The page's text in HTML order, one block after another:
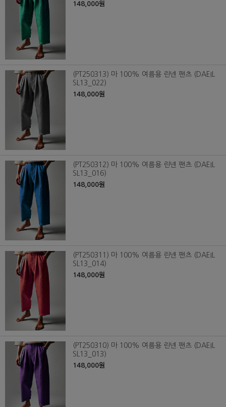
148,000원
(PT250313) 마 100% 여름용 린넨 팬츠 (DAEIL
SL13_022)
148,000원
(PT250312) 마 100% 여름용 린넨 팬츠 (DAEIL
SL13_016)
148,000원
(PT250311) 마 100% 여름용 린넨 팬츠 (DAEIL
SL13_014)
148,000원
(PT250310) 마 100% 여름용 린넨 팬츠 (DAEIL
SL13_013)
148,000원